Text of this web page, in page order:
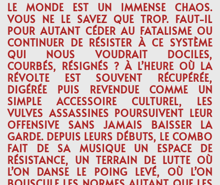
LE MONDE EST UN IMMENSE CHAOS.
VOUS NE LE SAVEZ QUE TROP. FAUT-IL
POUR AUTANT CÉDER AU FATALISME OU
CONTINUER DE RÉSISTER À CE SYSTÈME
QUI NOUS VOUDRAIT DOCILES,
COURBÉS, RÉSIGNÉS ? À L’HEURE OÙ LA
RÉVOLTE EST SOUVENT RÉCUPÉRÉE,
DIGÉRÉE PUIS REVENDUE COMME UN
SIMPLE ACCESSOIRE CULTUREL, LES
VULVES ASSASSINES POURSUIVENT LEUR
OFFENSIVE SANS JAMAIS BAISSER LA
GARDE. DEPUIS LEURS DÉBUTS, LE COMBO
FAIT DE SA MUSIQUE UN ESPACE DE
RÉSISTANCE, UN TERRAIN DE LUTTE OÙ
L’ON DANSE LE POING LEVÉ, OÙ L’ON